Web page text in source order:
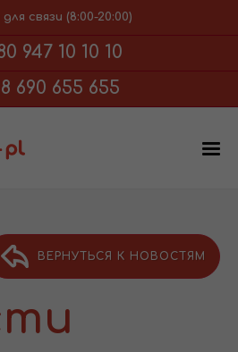
связи (8:00-20:00)
947 10 10 10
690 655 655
ВЕРНУТЬСЯ К НОВОСТЯМ